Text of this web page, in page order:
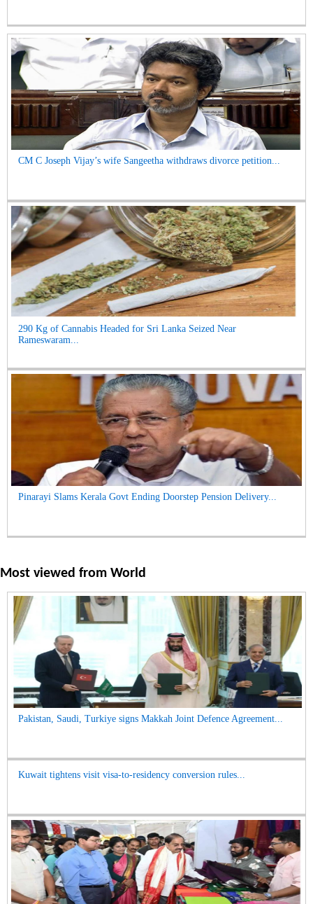
CM C Joseph Vijay’s wife Sangeetha withdraws divorce petition...
290 Kg of Cannabis Headed for Sri Lanka Seized Near
Rameswaram...
Pinarayi Slams Kerala Govt Ending Doorstep Pension Delivery...
Most viewed from World
Pakistan, Saudi, Turkiye signs Makkah Joint Defence Agreement...
Kuwait tightens visit visa-to-residency conversion rules...